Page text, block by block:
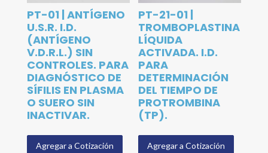
PT-01 | ANTÍGENO
U.S.R. I.D.
(ANTÍGENO
V.D.R.L.) SIN
CONTROLES. PARA
DIAGNÓSTICO DE
SÍFILIS EN PLASMA
O SUERO SIN
INACTIVAR.
Agregar a Cotización
PT-21-01 |
TROMBOPLASTINA
LÍQUIDA
ACTIVADA. I.D.
PARA
DETERMINACIÓN
DEL TIEMPO DE
PROTROMBINA
(TP).
Agregar a Cotización